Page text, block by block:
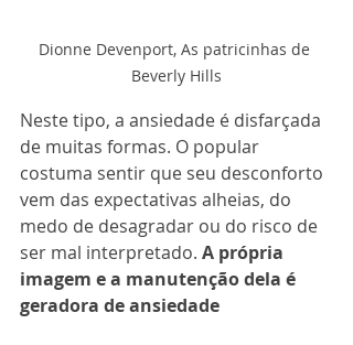
Dionne Devenport, As patricinhas de
Beverly Hills
Neste tipo, a ansiedade é disfarçada
de muitas formas. O popular
costuma sentir que seu desconforto
vem das expectativas alheias, do
medo de desagradar ou do risco de
ser mal interpretado. A própria
imagem e a manutenção dela é
geradora de ansiedade